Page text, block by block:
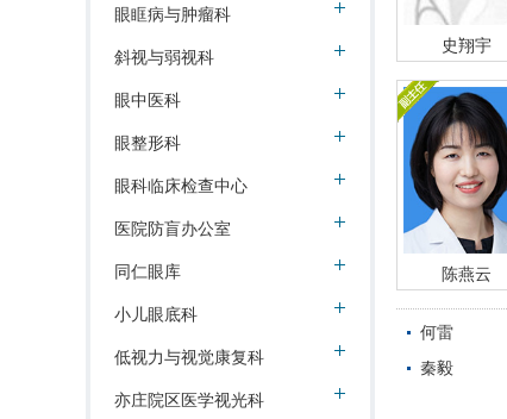
史翔宇
陈燕云
何雷
秦毅
眼眶病与肿瘤科
斜视与弱视科
眼中医科
眼整形科
眼科临床检查中心
医院防盲办公室
同仁眼库
小儿眼底科
低视力与视觉康复科
亦庄院区医学视光科